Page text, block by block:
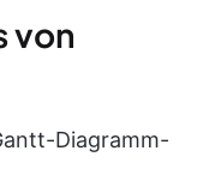
von
Diagramm-